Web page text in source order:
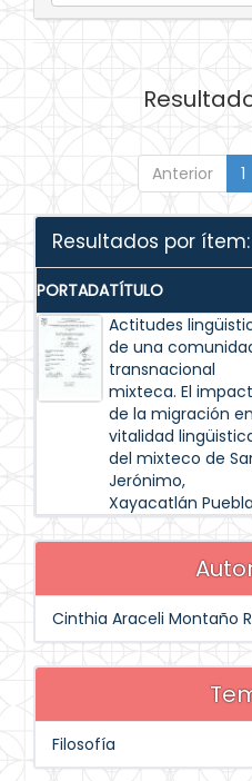
Anterior 1
Resultados por ítem:
PORTADATÍTULO
Actitudes
de una
transnacional
mixteca. El
de la migración
vitalidad
del mixteco de
Jerónimo,
Xayacatlán
Cinthia Araceli Montaño
Filosofía